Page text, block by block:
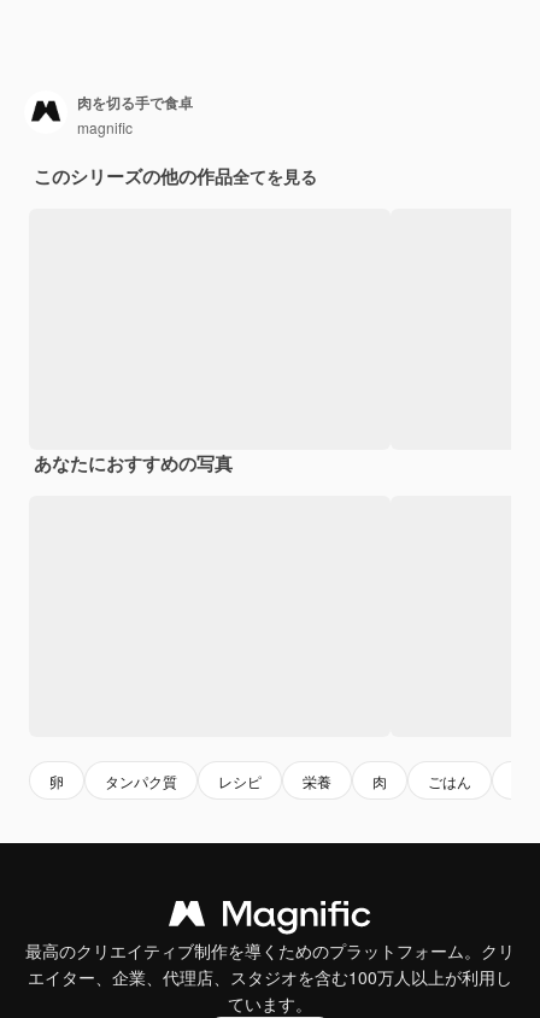
肉を切る手で食卓
magnific
このシリーズの他の作品全てを見る
あなたにおすすめの写真
卵 タンパク質 レシピ 栄養 肉 ごはん
最高のクリエイティブ制作を導くためのプラットフォーム。クリ
エイター、企業、代理店、スタジオを含む100万人以上が利用し
ています。